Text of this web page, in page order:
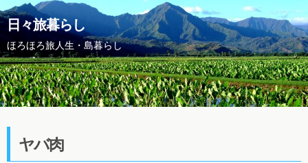
日々旅暮らし
ほろほろ旅人生・島暮らし
ヤバ肉